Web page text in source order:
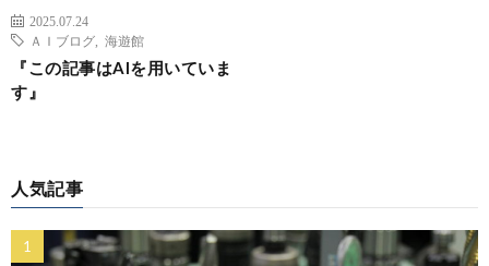
2025.07.24
ＡＩブログ
海遊館
『この記事はAIを用いていま
す』
人気記事